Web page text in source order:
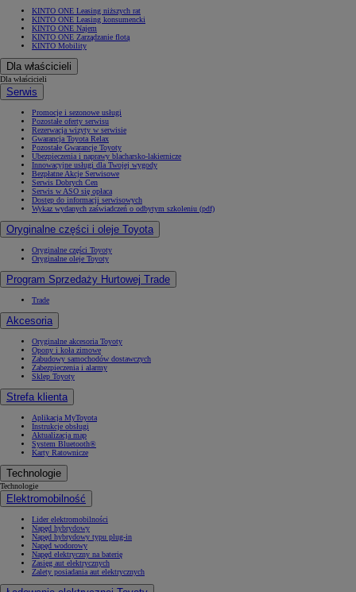
KINTO ONE Leasing niższych rat
KINTO ONE Leasing konsumencki
KINTO ONE Najem
KINTO ONE Zarządzanie flotą
KINTO Mobility
Dla właścicieli
Dla właścicieli
Serwis
Promocje i sezonowe usługi
Pozostałe oferty serwisu
Rezerwacja wizyty w serwisie
Gwarancja Toyota Relax
Pozostałe Gwarancje Toyoty
Ubezpieczenia i naprawy blacharsko-lakiernicze
Innowacyjne usługi dla Twojej wygody
Bezpłatne Akcje Serwisowe
Serwis Dobrych Cen
Serwis w ASO się opłaca
Dostęp do informacji serwisowych
Wykaz wydanych zaświadczeń o odbytym szkoleniu (pdf)
Oryginalne części i oleje Toyota
Oryginalne części Toyoty
Oryginalne oleje Toyoty
Program Sprzedaży Hurtowej Trade
Trade
Akcesoria
Oryginalne akcesoria Toyoty
Opony i koła zimowe
Zabudowy samochodów dostawczych
Zabezpieczenia i alarmy
Sklep Toyoty
Strefa klienta
Aplikacja MyToyota
Instrukcje obsługi
Aktualizacja map
System Bluetooth®
Karty Ratownicze
Technologie
Technologie
Elektromobilność
Lider elektromobilności
Napęd hybrydowy
Napęd hybrydowy typu plug-in
Napęd wodorowy
Napęd elektryczny na baterię
Zasięg aut elektrycznych
Zalety posiadania aut elektrycznych